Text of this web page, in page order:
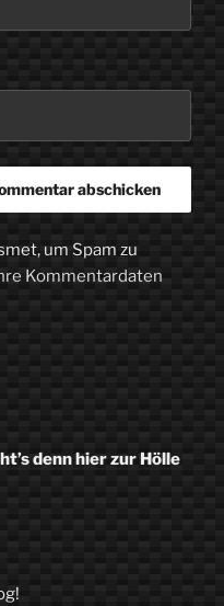
um Spam zu
Kommentardaten
denn hier zur Hölle